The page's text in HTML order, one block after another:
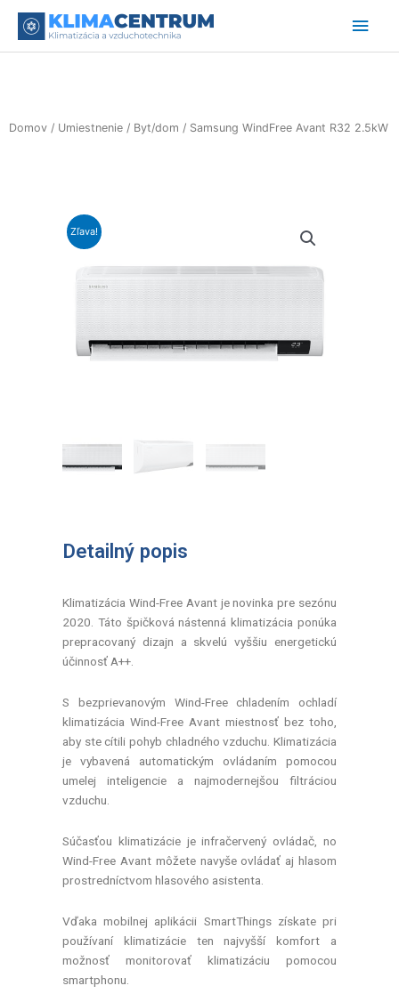
Domov / Umiestnenie / Byt/dom / Samsung WindFree Avant R32 2.5kW
Zľava!
Detailný popis
Klimatizácia Wind-Free Avant je novinka pre sezónu
2020. Táto špičková nástenná klimatizácia ponúka
prepracovaný dizajn a skvelú vyššiu energetickú
účinnosť A++.
S bezprievanovým Wind-Free chladením ochladí
klimatizácia Wind-Free Avant miestnosť bez toho,
aby ste cítili pohyb chladného vzduchu. Klimatizácia
je vybavená automatickým ovládaním pomocou
umelej inteligencie a najmodernejšou filtráciou
vzduchu.
Súčasťou klimatizácie je infračervený ovládač, no
Wind-Free Avant môžete navyše ovládať aj hlasom
prostredníctvom hlasového asistenta.
Vďaka mobilnej aplikácii SmartThings získate pri
používaní klimatizácie ten najvyšší komfort a
možnosť monitorovať klimatizáciu pomocou
smartphonu.